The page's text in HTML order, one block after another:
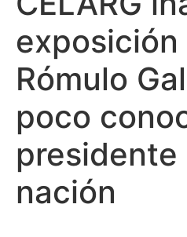
exposición
Rómulo
poco
presidente
nación